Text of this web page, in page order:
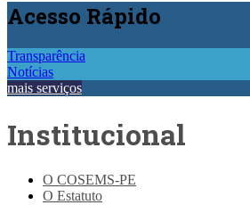
Acesso Rápido
Transparência
Notícias
mais serviços
Institucional
O COSEMS-PE
O Estatuto